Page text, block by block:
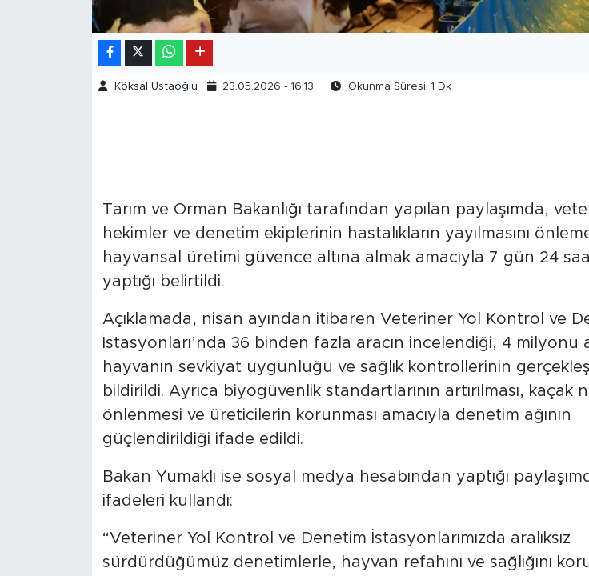
Köksal Ustaoğlu 23.05.2026 - 16:13 Okunma Süresi: 1 Dk
Tarım ve Orman Bakanlığı tarafından yapılan paylaşımda,
hekimler ve denetim ekiplerinin hastalıkların yayılmasını
hayvansal üretimi güvence altına almak amacıyla 7 gün 24
yaptığı belirtildi.
Açıklamada, nisan ayından itibaren Veteriner Yol Kontrol ve
İstasyonları’nda 36 binden fazla aracın incelendiği, 4 milyonu
hayvanın sevkiyat uygunluğu ve sağlık kontrollerinin
bildirildi. Ayrıca biyogüvenlik standartlarının artırılması, kaçak
önlenmesi ve üreticilerin korunması amacıyla denetim ağının
güçlendirildiği ifade edildi.
Bakan Yumaklı ise sosyal medya hesabından yaptığı
ifadeleri kullandı:
“Veteriner Yol Kontrol ve Denetim İstasyonlarımızda aralıksız
sürdürdüğümüz denetimlerle, hayvan refahını ve sağlığını